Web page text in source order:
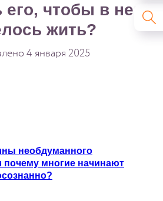
его, чтобы в нем
жить?
4 января 2025
необдуманного
почему многие начинают